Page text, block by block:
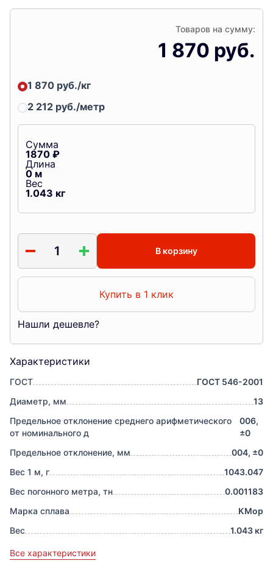
Характеристики
ГОСТ
ГОСТ 546-2001
Диаметр, мм
13
Предельное отклонение среднего арифметического
от номинального д
006,
±0
Предельное отклонение, мм
004, ±0
Вес 1 м, г
1043.047
Вес погонного метра, тн
0.001183
Марка сплава
КМор
Вес
1.043 кг
Все характеристики
Товаров на сумму:
1 870 руб.
1 870 руб./кг
2 212 руб./метр
Сумма
1870 ₽
Длина
0м
Вес
1.043 кг
В корзину
Купить в 1 клик
Нашли дешевле?